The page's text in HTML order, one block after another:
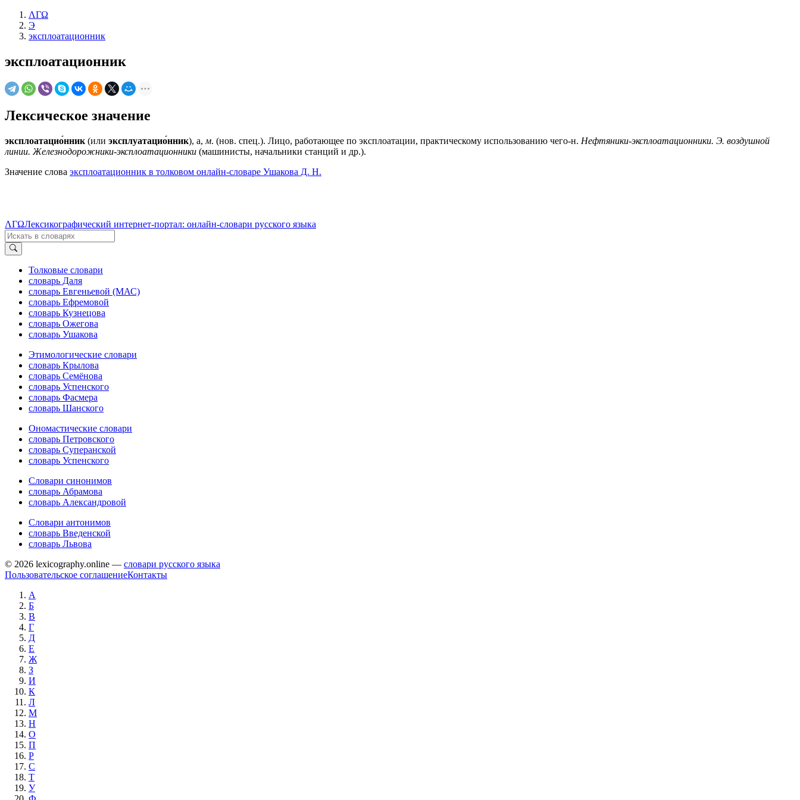
ΛΓΩ
Э
эксплоатационник
эксплоатационник
Лексическое значение
эксплоатацио́нник (или эксплуатацио́нник), а, м. (нов. спец.). Лицо, работающее по эксплоатации, практическому использованию чего-н. Нефтяники-эксплоатационники. Э. воздушной
линии. Железнодорожники-эксплоатационники (машинисты, начальники станций и др.).
Значение слова эксплоатационник в толковом онлайн-словаре Ушакова Д. Н.
ΛΓΩЛексикографический интернет-портал: онлайн-словари русского языка
Толковые словари
словарь Даля
словарь Евгеньевой (МАС)
словарь Ефремовой
словарь Кузнецова
словарь Ожегова
словарь Ушакова
Этимологические словари
словарь Крылова
словарь Семёнова
словарь Успенского
словарь Фасмера
словарь Шанского
Ономастические словари
словарь Петровского
словарь Суперанской
словарь Успенского
Словари синонимов
словарь Абрамова
словарь Александровой
Словари антонимов
словарь Введенской
словарь Львова
© 2026 lexicography.online — словари русского языка
Пользовательское соглашениеКонтакты
А
Б
В
Г
Д
Е
Ж
З
И
К
Л
М
Н
О
П
Р
С
Т
У